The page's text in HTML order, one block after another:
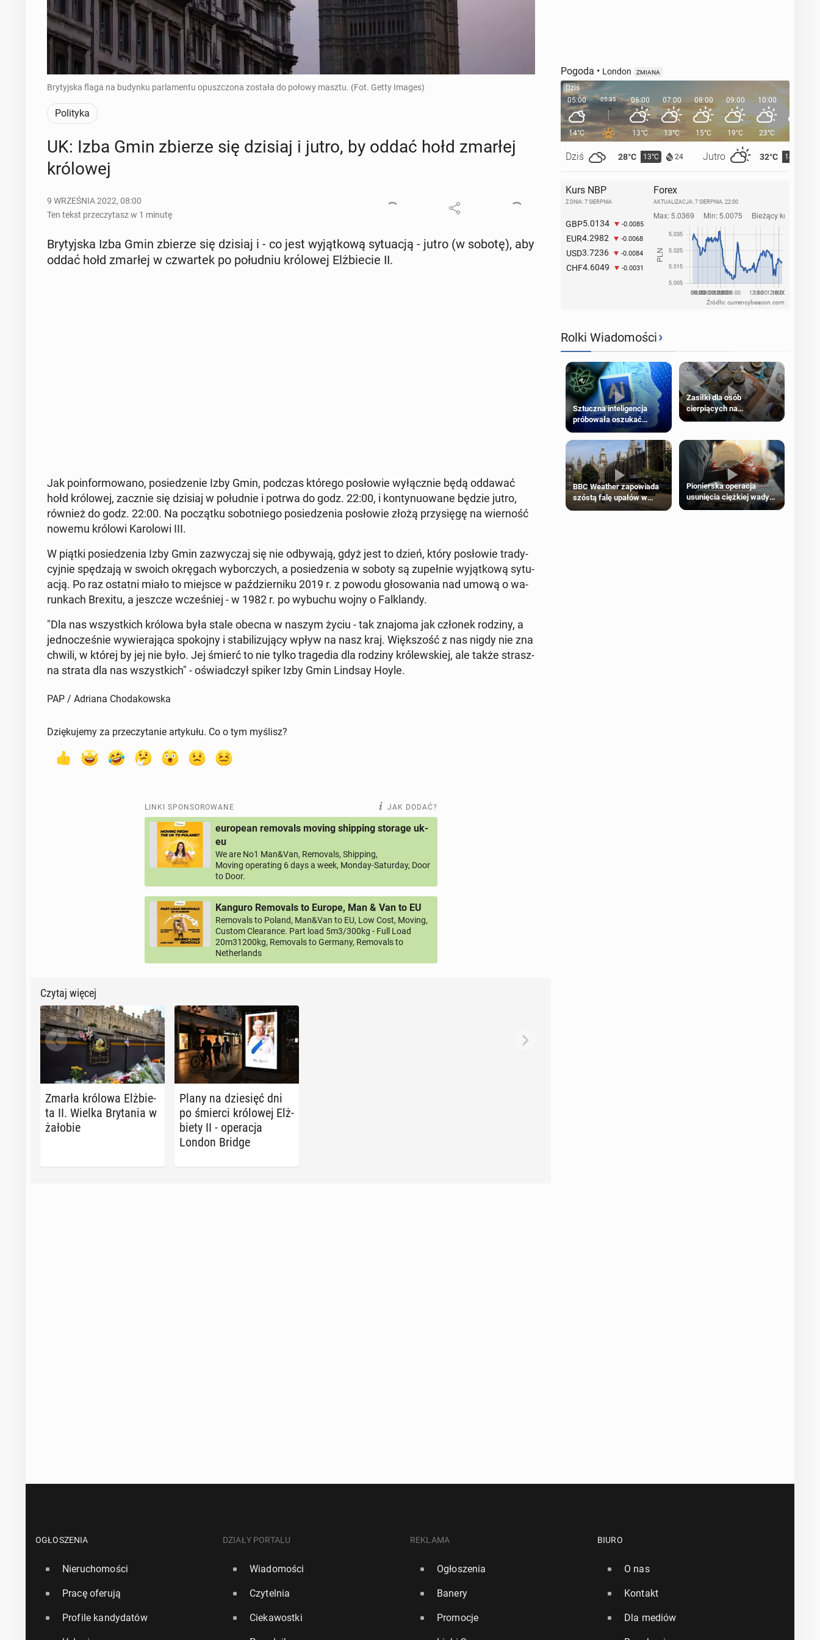
Brytyjska flaga na budynku parlamentu opuszczona została do połowy masztu. (Fot. Getty Images)
Polityka
UK: Izba Gmin zbierze się dzisiaj i jutro, by oddać hołd zmarłej
kró­lo­wej
9 WRZEŚNIA 2022, 08:00
Ten tekst przeczytasz w 1 minutę
Bry­tyj­ska Izba Gmin zbierze się dzisiaj i - co jest wy­jąt­ko­wą sy­tu­acją - jutro (w sobotę), aby
oddać hołd zmarłej w czwar­tek po po­łu­dniu kró­lo­wej Elż­bie­cie II.
Jak po­in­for­mo­wa­no, po­sie­dze­nie Izby Gmin, podczas którego po­sło­wie wy­łącz­nie będą oddawać
hołd kró­lo­wej, zacznie się dzisiaj w po­łu­dnie i potrwa do godz. 22:00, i kon­ty­nu­owa­ne będzie jutro,
również do godz. 22:00. Na po­cząt­ku so­bot­nie­go po­sie­dze­nia po­sło­wie złożą przy­się­gę na wier­ność
nowemu królowi Ka­ro­lo­wi III.
W piątki po­sie­dze­nia Izby Gmin za­zwy­czaj się nie od­by­wa­ją, gdyż jest to dzień, który po­sło­wie tra­dy­
cyj­nie spę­dza­ją w swoich okrę­gach wy­bor­czych, a po­sie­dze­nia w soboty są zu­peł­nie wy­jąt­ko­wą sy­tu­
acją. Po raz ostatni miało to miejsce w paź­dzier­ni­ku 2019 r. z powodu gło­so­wa­nia nad umową o wa­
run­kach Brexitu, a jeszcze wcze­śniej - w 1982 r. po wybuchu wojny o Fal­klan­dy.
"Dla nas wszyst­kich królowa była stale obecna w naszym życiu - tak znajoma jak członek rodziny, a
jed­no­cze­śnie wy­wie­ra­ją­ca spo­koj­ny i sta­bi­li­zu­ją­cy wpływ na nasz kraj. Więk­szość z nas nigdy nie zna
chwili, w której by jej nie było. Jej śmierć to nie tylko tra­ge­dia dla rodziny kró­lew­skiej, ale także strasz­
na strata dla nas wszyst­kich" - oświad­czył spiker Izby Gmin Lindsay Hoyle.
PAP / Adriana Chodakowska
Dziękujemy za przeczytanie artykułu. Co o tym myślisz?
LINKI SPONSOROWANE JAK DODAĆ?
european removals moving shipping storage uk-
eu
We are No1 Man&Van, Removals, Shipping,
Moving operating 6 days a week, Monday-Saturday, Door
to Door.
Kanguro Removals to Europe, Man & Van to EU
Removals to Poland, Man&Van to EU, Low Cost, Moving,
Custom Clearance. Part load 5m3/300kg - Full Load
20m31200kg, Removals to Germany, Removals to
Netherlands
Czytaj więcej
Zmarła królowa Elż­bie­
ta II. Wielka Bry­ta­nia w
żałobie
Plany na dzie­sięć dni
po śmierci kró­lo­wej Elż­
bie­ty II - ope­ra­cja
London Bridge
Pogoda • London ZMIANA
Dziś
05:00
14°C
Dziś 28°C 13°C 24 Jutro 32°C 14°C
05:35 06:00
13°C
07:00
13°C
08:00
15°C
09:00
19°C
10:00
23°C
11:00
Kurs NBP
Z DNIA: 7 SIERPNIA
GBP5.0134 -0.0085
EUR4.2982 -0.0068
USD3.7236 -0.0084
CHF4.6049 -0.0031
Forex
AKTUALIZACJA: 7 SIERPNIA, 22:00
Źródło: currencybeacon.com
Rolki Wiadomości›
Sztuczna inteligencja
próbowała oszukać
człowieka
Zasiłki dla osób
cierpiących na
schorzenia psychiczne
BBC Weather zapowiada
szóstą falę upałów w
Londynie
Pionierska operacja
usunięcia ciężkiej wady
wrodzonej płodu w łonie
OGŁOSZENIA
Nieruchomości
Pracę oferują
Profile kandydatów
DZIAŁY PORTALU
Wiadomości
Czytelnia
Ciekawostki
REKLAMA
Ogłoszenia
Banery
Promocje
BIURO
O nas
Kontakt
Dla mediów